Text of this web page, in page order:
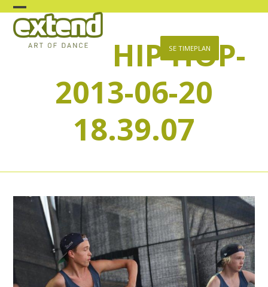
Skip
content
Open
mobile
Close
mobile
SE TIMEPLAN
HIP HOP-
2013-06-20
18.39.07